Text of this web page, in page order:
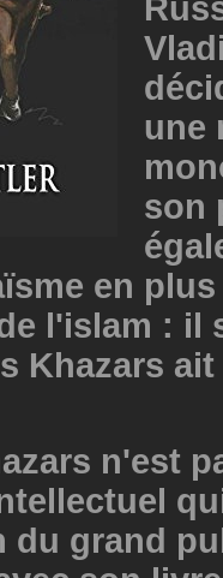
une
son
en
l'islam : il
Khazars
n'est
du grand